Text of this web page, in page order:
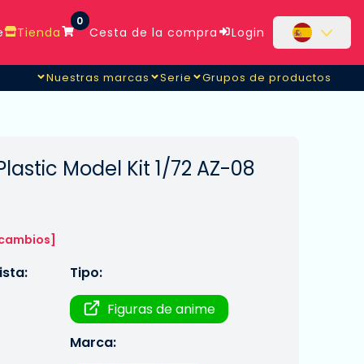
Tienda
0
Cesta de la compra Login
Nuestras marcas Serie Grupos de productos
Model Kit 1/72 AZ-08
Tipo:
Figuras de anime
Marca: